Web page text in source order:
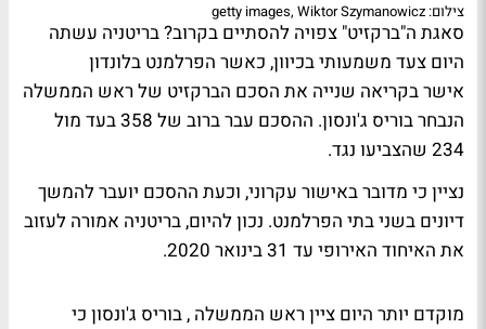
צילום: getty images, Wiktor Szymanowicz
סאגת ה"ברקזיט" צפויה להסתיים בקרוב? בריטניה עשתה
היום צעד משמעותי בכיוון, כאשר הפרלמנט בלונדון
אישר בקריאה שנייה את הסכם הברקזיט של ראש הממשלה
הנבחר בוריס ג'ונסון. ההסכם עבר ברוב של 358 בעד מול
234 שהצביעו נגד.
נציין כי מדובר באישור עקרוני, וכעת ההסכם יועבר להמשך
דיונים בשני בתי הפרלמנט. נכון להיום, בריטניה אמורה לעזוב
את האיחוד האירופי עד 31 בינואר 2020.
מוקדם יותר היום ציין ראש הממשלה , בוריס ג'ונסון כי